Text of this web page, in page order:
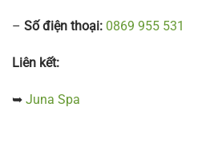
– Số điện thoại: 0869 955 531
Liên kết:
➥ Juna Spa